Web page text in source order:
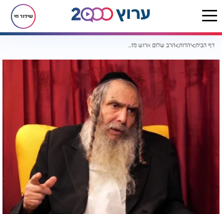
שידור חי
דף הבית יהדות הרב שלום ארוש מזהיר: "המחלוקת הורגת את החיות הרוחנית של האדם"